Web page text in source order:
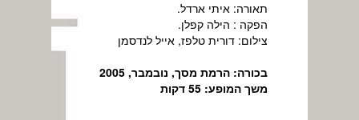
תאורה: איתי ארדל.
הפקה : הילה קפלן.
צילום: דורית טלפז, אייל לנדסמן
בכורה: הרמת מסך, נובמבר, 2005
משך המופע: 55 דקות